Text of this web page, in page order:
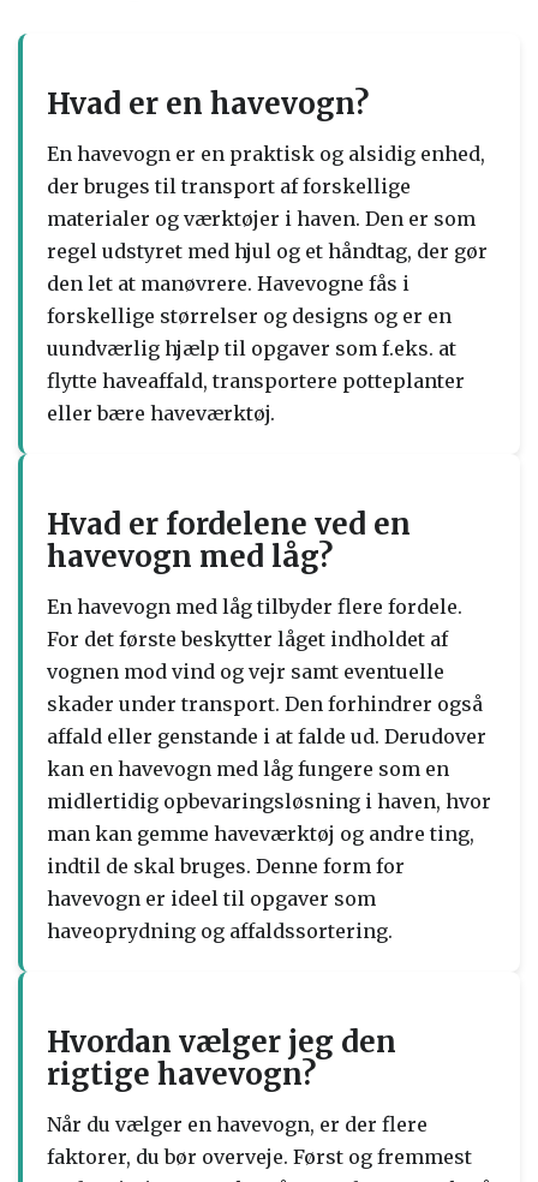
Hvad er en havevogn?
En havevogn er en praktisk og alsidig enhed,
der bruges til transport af forskellige
materialer og værktøjer i haven. Den er som
regel udstyret med hjul og et håndtag, der gør
den let at manøvrere. Havevogne fås i
forskellige størrelser og designs og er en
uundværlig hjælp til opgaver som f.eks. at
flytte haveaffald, transportere potteplanter
eller bære haveværktøj.
Hvad er fordelene ved en
havevogn med låg?
En havevogn med låg tilbyder flere fordele.
For det første beskytter låget indholdet af
vognen mod vind og vejr samt eventuelle
skader under transport. Den forhindrer også
affald eller genstande i at falde ud. Derudover
kan en havevogn med låg fungere som en
midlertidig opbevaringsløsning i haven, hvor
man kan gemme haveværktøj og andre ting,
indtil de skal bruges. Denne form for
havevogn er ideel til opgaver som
haveoprydning og affaldssortering.
Hvordan vælger jeg den
rigtige havevogn?
Når du vælger en havevogn, er der flere
faktorer, du bør overveje. Først og fremmest